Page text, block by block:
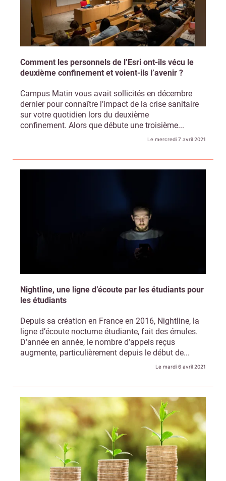
Comment les personnels de l’Esri ont-ils vécu le
deuxième confinement et voient-ils l’avenir ?
Campus Matin vous avait sollicités en décembre
dernier pour connaître l’impact de la crise sanitaire
sur votre quotidien lors du deuxième
confinement. Alors que débute une troisième...
Le mercredi 7 avril 2021
Nightline, une ligne d’écoute par les étudiants pour
les étudiants
Depuis sa création en France en 2016, Nightline, la
ligne d’écoute nocturne étudiante, fait des émules.
D’année en année, le nombre d’appels reçus
augmente, particulièrement depuis le début de...
Le mardi 6 avril 2021